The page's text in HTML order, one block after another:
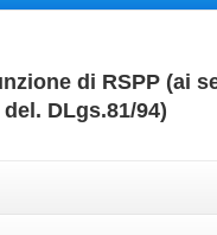
di RSPP (ai
DLgs.81/94)